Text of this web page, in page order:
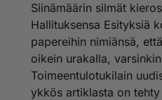
Siinämäärin silmät
Hallituksensa Esityksiä
papereihin nimiänsä,
oikein urakalla,
Toimeentulotukilain
ykkös artiklasta on